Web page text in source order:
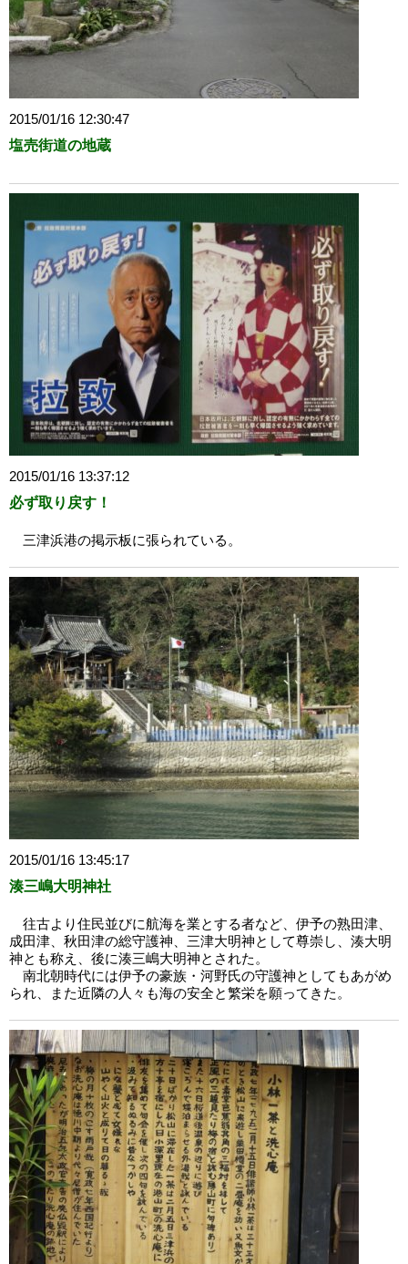
2015/01/16 12:30:47
塩売街道の地蔵
2015/01/16 13:37:12
必ず取り戻す！
三津浜港の掲示板に張られている。
2015/01/16 13:45:17
湊三嶋大明神社
往古より住民並びに航海を業とする者など、伊予の熟田津、
成田津、秋田津の総守護神、三津大明神として尊崇し、湊大明
神とも称え、後に湊三嶋大明神とされた。
南北朝時代には伊予の豪族・河野氏の守護神としてもあがめ
られ、また近隣の人々も海の安全と繁栄を願ってきた。